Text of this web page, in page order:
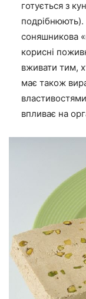
готується з
подрібнюють).
соняшникова
корисні
вживати тим,
має також
впливає на